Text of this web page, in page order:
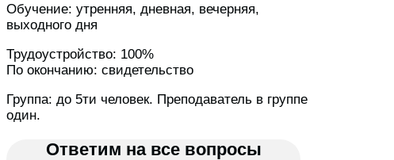
Обучение: утренняя, дневная, вечерняя,
выходного дня
Трудоустройство: 100%
По окончанию: свидетельство
Группа: до 5ти человек. Преподаватель в группе
один.
Ответим на все вопросы